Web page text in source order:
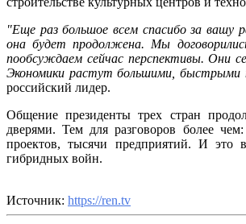
"Еще раз большое всем спасибо за вашу
она будет продолжена. Мы
пообсуждаем сейчас перспективы. Они
Экономики растут большими,
российский лидер.
Общение президенты трех стран
дверями. Тем для разговоров более
проектов, тысячи предприятий. И это
гибридных войн.
Источник: https://ren.tv